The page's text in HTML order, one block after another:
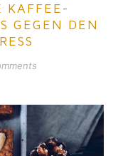
KAFFEE-
GEGEN DEN